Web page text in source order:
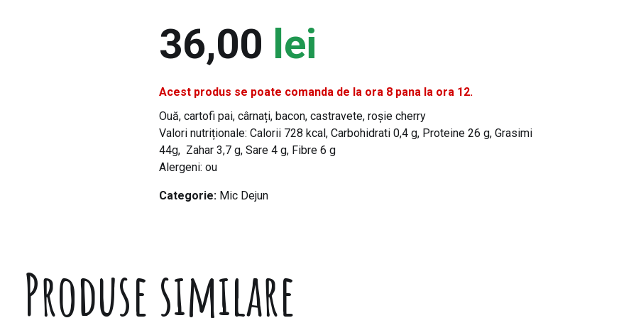
36,00 lei
Acest produs se poate comanda de la ora 8 pana la ora 12.
Ouă, cartofi pai, cârnați, bacon, castravete, roșie cherry
Valori nutriționale: Calorii 728 kcal, Carbohidrati 0,4 g, Proteine 26 g, Grasimi
44g, Zahar 3,7 g, Sare 4 g, Fibre 6 g
Alergeni: ou
Categorie: Mic Dejun
Produse similare